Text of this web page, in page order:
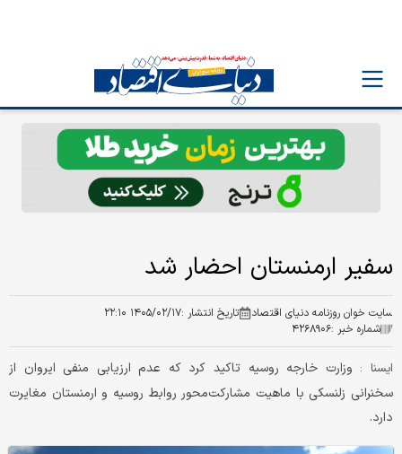
سفیر ارمنستان احضار شد
سایت خوان روزنامه دنیای اقتصاد تاریخ انتشار :۱۴۰۵/۰۲/۱۷ ۲۲:۱۰
شماره خبر :۴۲۶۸۹۰۶
ایسنا : وزارت خارجه روسیه تاکید کرد که عدم ارزیابی منفی ایروان از
سخنرانی زلنسکی با ماهیت مشارکت‌محور روابط روسیه و ارمنستان مغایرت
دارد.